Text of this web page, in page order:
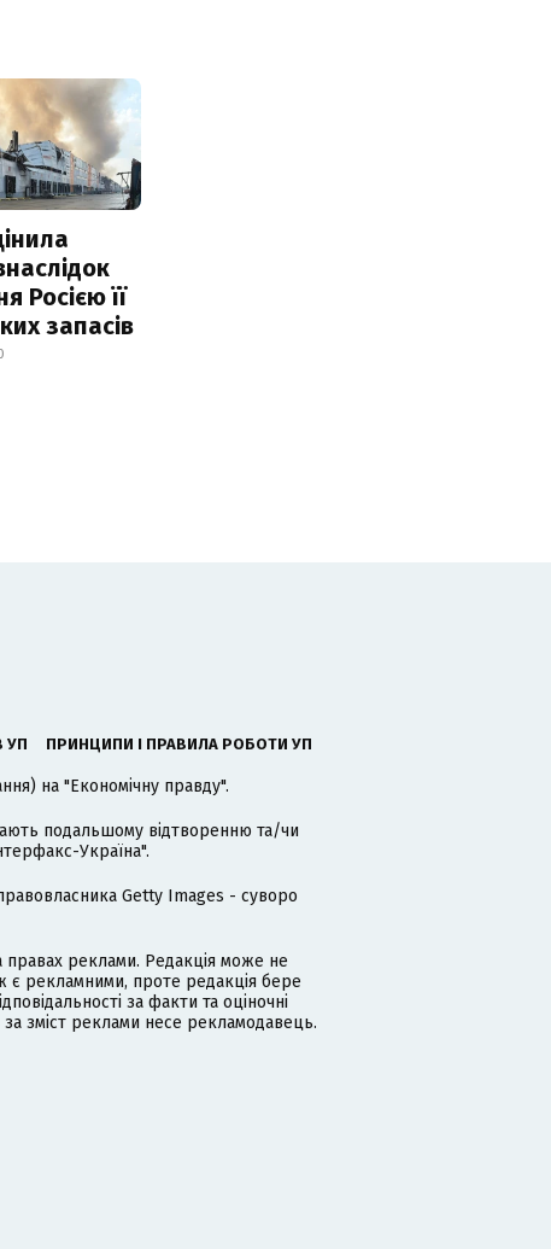
Росією її
запасів
УП ПРИНЦИПИ І ПРАВИЛА РОБОТИ УП
на "Економічну правду".
подальшому відтворенню та/чи
Україна".
Getty Images - суворо
реклами. Редакція може не
рекламними, проте редакція бере
за факти та оціночні
за зміст реклами несе рекламодавець.